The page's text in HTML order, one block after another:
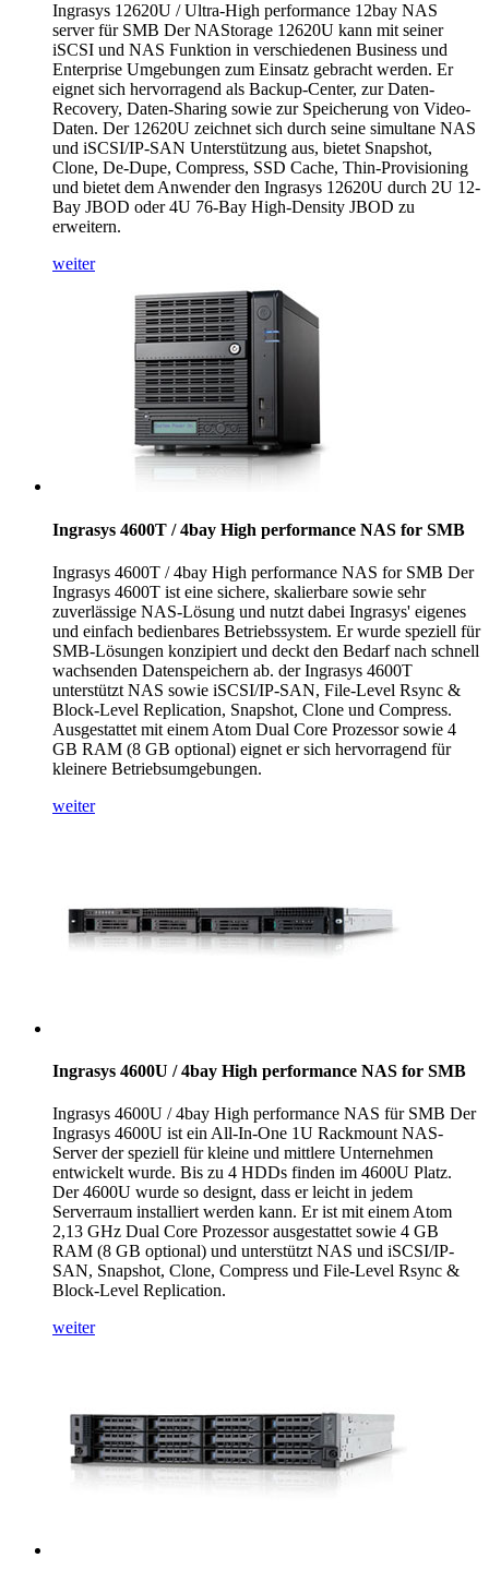
Ingrasys 12620U / Ultra-High performance 12bay NAS
server für SMB Der NAStorage 12620U kann mit seiner
iSCSI und NAS Funktion in verschiedenen Business und
Enterprise Umgebungen zum Einsatz gebracht werden. Er
eignet sich hervorragend als Backup-Center, zur Daten-
Recovery, Daten-Sharing sowie zur Speicherung von Video-
Daten. Der 12620U zeichnet sich durch seine simultane NAS
und iSCSI/IP-SAN Unterstützung aus, bietet Snapshot,
Clone, De-Dupe, Compress, SSD Cache, Thin-Provisioning
und bietet dem Anwender den Ingrasys 12620U durch 2U 12-
Bay JBOD oder 4U 76-Bay High-Density JBOD zu
erweitern.
weiter
Ingrasys 4600T / 4bay High performance NAS for SMB
Ingrasys 4600T / 4bay High performance NAS for SMB Der
Ingrasys 4600T ist eine sichere, skalierbare sowie sehr
zuverlässige NAS-Lösung und nutzt dabei Ingrasys' eigenes
und einfach bedienbares Betriebssystem. Er wurde speziell für
SMB-Lösungen konzipiert und deckt den Bedarf nach schnell
wachsenden Datenspeichern ab. der Ingrasys 4600T
unterstützt NAS sowie iSCSI/IP-SAN, File-Level Rsync &
Block-Level Replication, Snapshot, Clone und Compress.
Ausgestattet mit einem Atom Dual Core Prozessor sowie 4
GB RAM (8 GB optional) eignet er sich hervorragend für
kleinere Betriebsumgebungen.
weiter
Ingrasys 4600U / 4bay High performance NAS for SMB
Ingrasys 4600U / 4bay High performance NAS für SMB Der
Ingrasys 4600U ist ein All-In-One 1U Rackmount NAS-
Server der speziell für kleine und mittlere Unternehmen
entwickelt wurde. Bis zu 4 HDDs finden im 4600U Platz.
Der 4600U wurde so designt, dass er leicht in jedem
Serverraum installiert werden kann. Er ist mit einem Atom
2,13 GHz Dual Core Prozessor ausgestattet sowie 4 GB
RAM (8 GB optional) und unterstützt NAS und iSCSI/IP-
SAN, Snapshot, Clone, Compress und File-Level Rsync &
Block-Level Replication.
weiter